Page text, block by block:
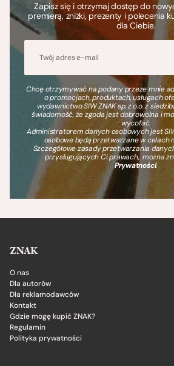
Zapisz się i otrzymaj dostęp do
premierą, zniżki, prezenty i polecenia
dla Ciebie.
Chcę otrzymywać na podany przeze mnie
o promocjach, produktach, usługach
wydawnictwo SIW ZNAK sp. z o.o. z
świadomość, że zgoda jest dobrowolna i
wycofać.
Administratorem danych osobowych jest
osobowe będą przetwarzane w celach
Szczegółowe zasady przetwarzania
przysługujących Ci prawach, można
Prywatności.
ZNAK
O nas
Dla autorów
Dla reklamodawców
Kontakt
Gdzie mogę kupić ZNAK?
Regulamin
Polityka prywatności